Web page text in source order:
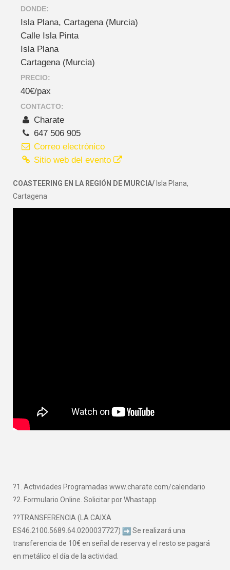
DONDE:
Isla Plana, Cartagena (Murcia)
Calle Isla Pinta
Isla Plana
Cartagena (Murcia)
PRECIO:
40€/pax
CONTACTO:
Charate
647 506 905
Correo electrónico
Sitio web del evento
COASTEERING EN LA REGIÓN DE MURCIA/ Isla Plana,
Cartagena
?1. Actividades Programadas www.charate.com/calendario
?2. Formulario Online. Solicitar por Whastapp
??TRANSFERENCIA (LA CAIXA
ES46.2100.5689.64.0200037727)
Se realizará una
transferencia de 10€ en señal de reserva y el resto se pagará
en metálico el día de la actividad.